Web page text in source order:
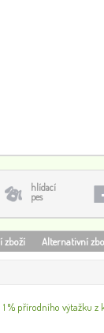
hlídací
pes
zboží Alternativní
1 % přírodního